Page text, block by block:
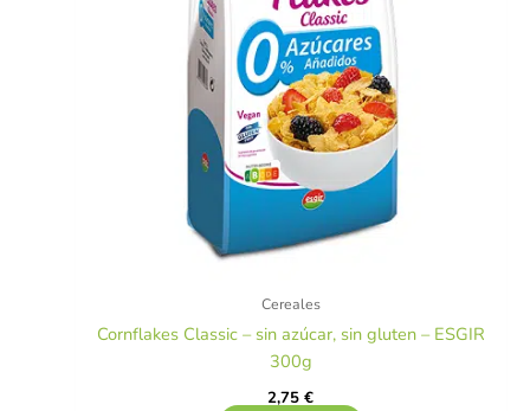
Cereales
Cornflakes Classic – sin azúcar, sin gluten – ESGIR
300g
2,75€